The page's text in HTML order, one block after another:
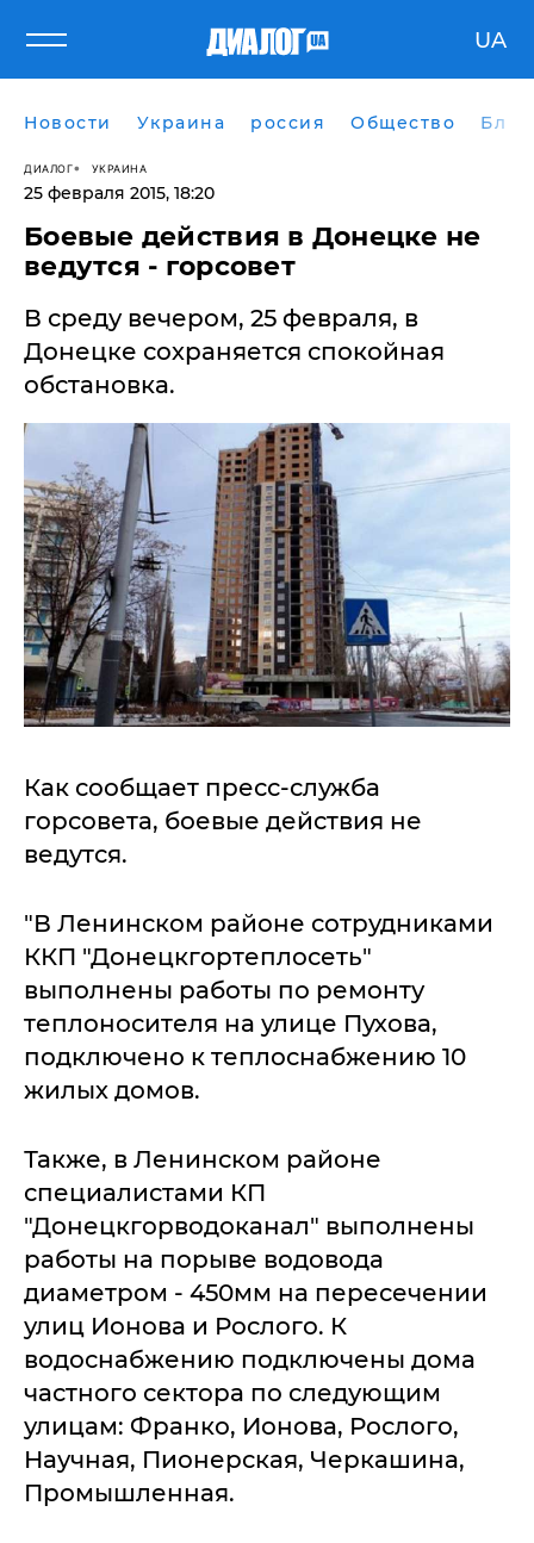
UA
Новости Украина россия Общество
ДИАЛОГ УКРАИНА
25 февраля 2015, 18:20
Боевые действия в Донецке не
ведутся - горсовет
В среду вечером, 25 февраля, в
Донецке сохраняется спокойная
обстановка.
Как сообщает пресс-служба
горсовета, боевые действия не
ведутся.
"В Ленинском районе сотрудниками
ККП "Донецкгортеплосеть"
выполнены работы по ремонту
теплоносителя на улице Пухова,
подключено к теплоснабжению 10
жилых домов.
Также, в Ленинском районе
специалистами КП
"Донецкгорводоканал" выполнены
работы на порыве водовода
диаметром - 450мм на пересечении
улиц Ионова и Рослого. К
водоснабжению подключены дома
частного сектора по следующим
улицам: Франко, Ионова, Рослого,
Научная, Пионерская, Черкашина,
Промышленная.